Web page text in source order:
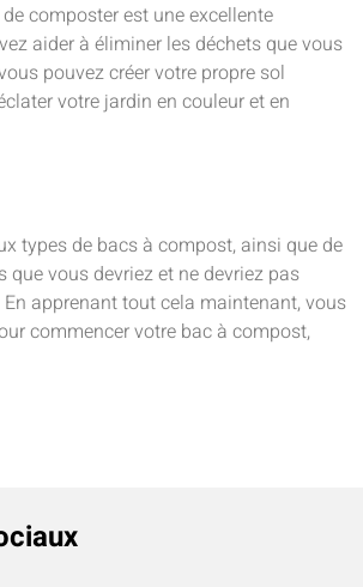
composter est une excellente
aider à éliminer les déchets que vous
pouvez créer votre propre sol
votre jardin en couleur et en
types de bacs à compost, ainsi que de
que vous devriez et ne devriez pas
apprenant tout cela maintenant, vous
commencer votre bac à compost,